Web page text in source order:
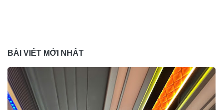
BÀI VIẾT MỚI NHẤT